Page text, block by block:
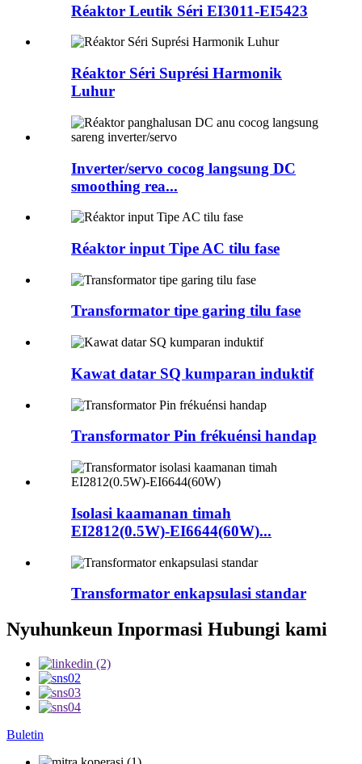
Réaktor Leutik Séri EI3011-EI5423
Réaktor Séri Suprési Harmonik
Luhur
Inverter/servo cocog langsung DC
smoothing rea...
Réaktor input Tipe AC tilu fase
Transformator tipe garing tilu fase
Kawat datar SQ kumparan induktif
Transformator Pin frékuénsi handap
Isolasi kaamanan timah
EI2812(0.5W)-EI6644(60W)...
Transformator enkapsulasi standar
Nyuhunkeun Inpormasi Hubungi kami
Buletin